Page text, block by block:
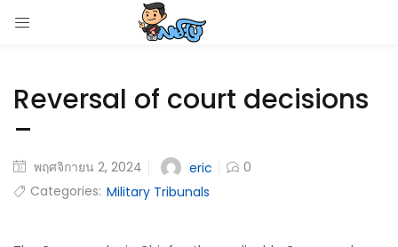
Reversal of court decisions
–
พฤศจิกายน 2, 2024 eric
0
Categories: Military Tribunals
Enter your username and password to login.